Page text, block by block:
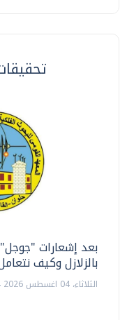
بعد إشعارات
بالزلازل وكيف
الثلاثاء، 04 اغسطس 2026 04:04 م